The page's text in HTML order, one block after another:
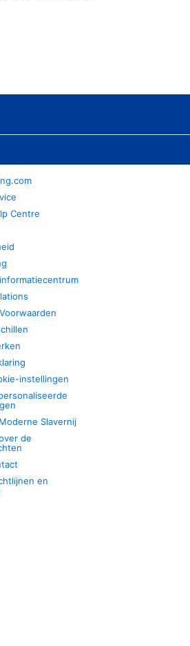
Centre
instellingen
Slavernij
de
en